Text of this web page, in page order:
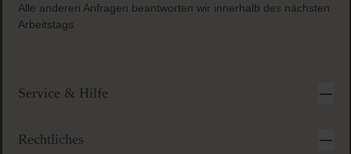
Alle anderen Anfragen beantworten wir innerhalb des nächsten
Arbeitstags
Service & Hilfe
Rechtliches